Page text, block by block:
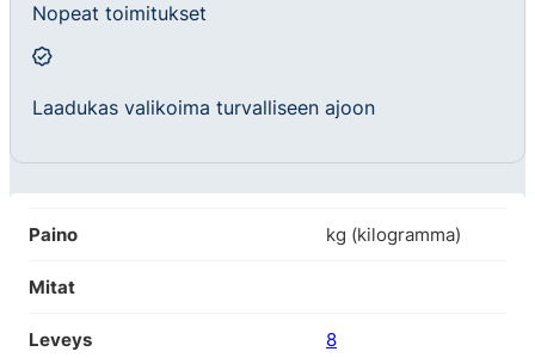
Nopeat toimitukset
Laadukas valikoima turvalliseen ajoon
Paino kg (kilogramma)
Mitat
Leveys 8